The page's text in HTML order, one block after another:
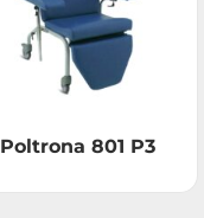
Poltrona 801 P3